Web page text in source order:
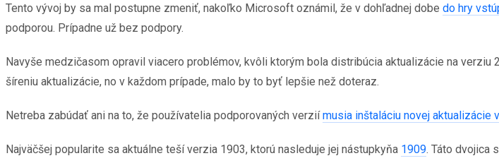
Tento vývoj by sa mal postupne zmeniť, nakoľko Microsoft oznámil, že v dohľadnej dobe do hry
podporou. Prípadne už bez podpory.
Navyše medzičasom opravil viacero problémov, kvôli ktorým bola distribúcia aktualizácie na
šíreniu aktualizácie, no v každom prípade, malo by to byť lepšie než doteraz.
Netreba zabúdať ani na to, že používatelia podporovaných verziímusia inštaláciu novej aktualizácie
Najväčšej popularite sa aktuálne teší verzia 1903, ktorú nasleduje jej nástupkyňa 1909. Táto dvojica